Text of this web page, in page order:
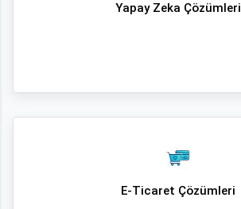
Yapay Zeka Çözümleri
E-Ticaret Çözümleri